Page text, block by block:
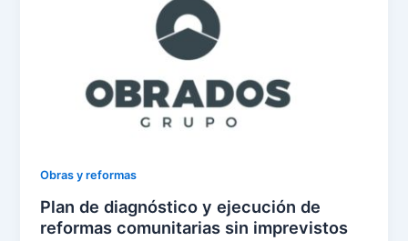
Obras y reformas
Plan de diagnóstico y ejecución de
reformas comunitarias sin imprevistos